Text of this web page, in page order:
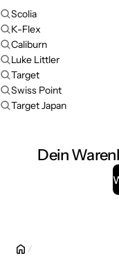
Scolia
K-Flex
Caliburn
Luke Littler
Target
Swiss Point
Target Japan
Dein